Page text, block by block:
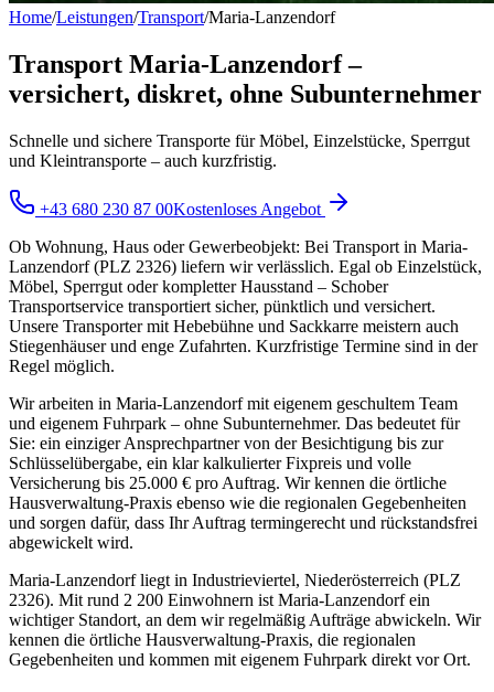
Home/Leistungen/Transport/Maria-Lanzendorf
Transport Maria-Lanzendorf –
versichert, diskret, ohne Subunternehmer
Schnelle und sichere Transporte für Möbel, Einzelstücke, Sperrgut
und Kleintransporte – auch kurzfristig.
+43 680 230 87 00Kostenloses Angebot
Ob Wohnung, Haus oder Gewerbeobjekt: Bei Transport in Maria-
Lanzendorf (PLZ 2326) liefern wir verlässlich. Egal ob Einzelstück,
Möbel, Sperrgut oder kompletter Hausstand – Schober
Transportservice transportiert sicher, pünktlich und versichert.
Unsere Transporter mit Hebebühne und Sackkarre meistern auch
Stiegenhäuser und enge Zufahrten. Kurzfristige Termine sind in der
Regel möglich.
Wir arbeiten in Maria-Lanzendorf mit eigenem geschultem Team
und eigenem Fuhrpark – ohne Subunternehmer. Das bedeutet für
Sie: ein einziger Ansprechpartner von der Besichtigung bis zur
Schlüsselübergabe, ein klar kalkulierter Fixpreis und volle
Versicherung bis 25.000 € pro Auftrag. Wir kennen die örtliche
Hausverwaltung-Praxis ebenso wie die regionalen Gegebenheiten
und sorgen dafür, dass Ihr Auftrag termingerecht und rückstandsfrei
abgewickelt wird.
Maria-Lanzendorf liegt in Industrieviertel, Niederösterreich (PLZ
2326). Mit rund 2 200 Einwohnern ist Maria-Lanzendorf ein
wichtiger Standort, an dem wir regelmäßig Aufträge abwickeln. Wir
kennen die örtliche Hausverwaltung-Praxis, die regionalen
Gegebenheiten und kommen mit eigenem Fuhrpark direkt vor Ort.